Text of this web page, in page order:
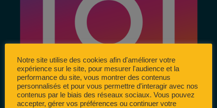
Notre site utilise des cookies afin d'améliorer votre
expérience sur le site, pour mesurer l'audience et la
performance du site, vous montrer des contenus
personnalisés et pour vous permettre d'interagir avec nos
contenus par le biais des réseaux sociaux. Vous pouvez
accepter, gérer vos préférences ou continuer votre